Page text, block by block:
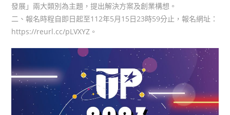
發展」兩大類別為主題，提出解決方案及創業構想。
二、報名時程自即日起至112年5月15日23時59分止，報名網址：
https://reurl.cc/pLVXYZ。